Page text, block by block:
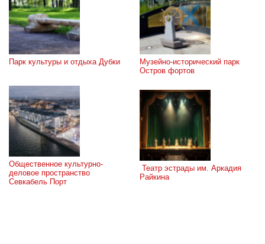
Парк культуры и отдыха Дубки
Музейно-исторический парк
Остров фортов
Общественное культурно-
деловое пространство
Севкабель Порт
Райкина